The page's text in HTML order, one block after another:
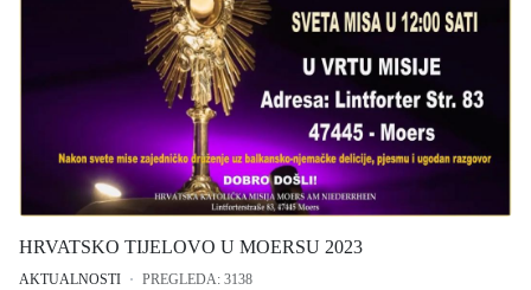
HRVATSKO TIJELOVO U MOERSU 2023
AKTUALNOSTI PREGLEDA: 3138